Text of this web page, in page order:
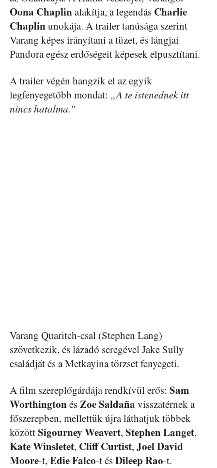
Oona Chaplinalakítja, a legendás Charlie
Chaplinunokája. A trailer tanúsága szerint
Varang képes irányítani a tüzet, és lángjai
Pandora egész erdőségeit képesek elpusztítani.
A trailer végén hangzik el az egyik
legfenyegetőbb mondat: „A te istenednek itt
nincs hatalma.”
Varang Quaritch-csal (Stephen Lang)
szövetkezik, és lázadó seregével Jake Sully
családját és a Metkayina törzset fenyegeti.
A film szereplőgárdája rendkívül erős: Sam
WorthingtonésZoe Saldaña visszatérnek a
főszerepben, mellettük újra láthatjuk többek
közöttSigourney Weavert, Stephen Langet,
Kate Winsletet, Cliff Curtist, Joel David
Moore-t, Edie Falco-t ésDileep Rao-t.